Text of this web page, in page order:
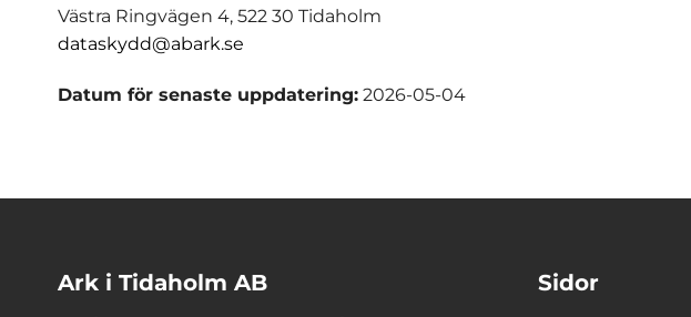
Västra Ringvägen 4, 522 30 Tidaholm
dataskydd@abark.se
Datum för senaste uppdatering: 2026-05-04
Ark i Tidaholm AB Sidor